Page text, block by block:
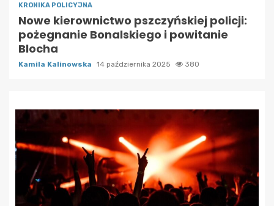
KRONIKA POLICYJNA
Nowe kierownictwo pszczyńskiej policji:
pożegnanie Bonalskiego i powitanie
Blocha
Kamila Kalinowska 14 października 2025 380